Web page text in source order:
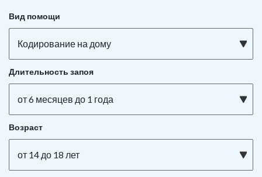
Вид помощи
Кодирование на дому
Длительность запоя
от 6 месяцев до 1 года
Возраст
от 14 до 18 лет